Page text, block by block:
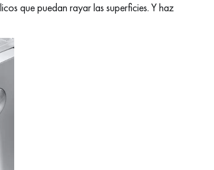
que puedan rayar las superficies. Y haz